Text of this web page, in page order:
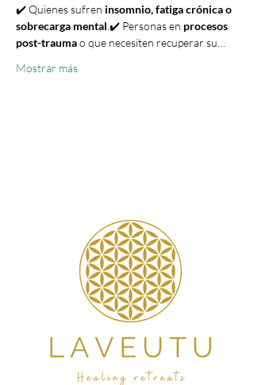
✔️ Quienes sufren insomnio, fatiga crónica o
sobrecarga mental .✔️ Personas en procesos
post-trauma o que necesiten recuperar su…
Mostrar más